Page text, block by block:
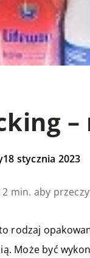
18 stycznia 2023
min. aby
rodzaj
Może być